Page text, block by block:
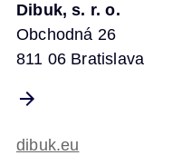
Dibuk, s. r. o.
Obchodná 26
811 06 Bratislava
dibuk.eu